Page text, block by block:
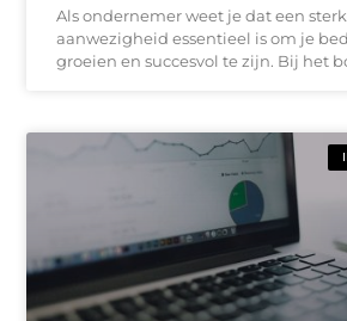
Als ondernemer weet je dat een
aanwezigheid essentieel is om je
groeien en succesvol te zijn. Bij het